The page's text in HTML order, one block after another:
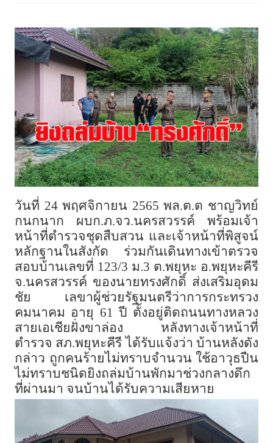
วันที่ 24 พฤศจิกายน 2565 พล.ต.ต ชาญวิทย์
กนกนาก ผบก.ภ.จว.นครสวรรค์ พร้อมเจ้า
หน้าที่ตำรวจชุดสืบสวน และเจ้าหน้าที่พิสูจน์
หลักฐานในสังกัด ร่วมกันเดินทางเข้าตรวจ
สอบบ้านเลขที่ 123/3 ม.3 ต.พยุหะ อ.พยุหะคีรี
จ.นครสวรรค์ ของนายทรงศักดิ์ ส่งเสริมอุดม
ชัย เลขาผู้ช่วยรัฐมนตรีว่าการกระทรวง
คมนาคม อายุ 61 ปี ตั้งอยู่ติดถนนทางหลวง
สายเอเชียฝั่งขาล่อง หลังทางเจ้าหน้าที่
ตำรวจ สภ.พยุหะคีรี ได้รับแจ้งว่า บ้านหลังดัง
กล่าว ถูกคนร้ายไม่ทราบจำนวน ใช้อาวุธปืน
ไม่ทราบชนิดยิงถล่มบ้านพักมาช่วงกลางดึก
ที่ผ่านมา จนบ้านได้รับความเสียหาย